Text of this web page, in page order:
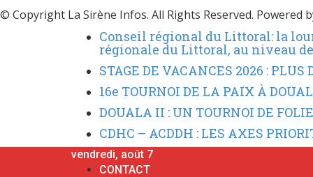
© Copyright La Sirène Infos. All Rights Reserved. Powered
Conseil régional du Littoral: la
régionale du Littoral, au niveau
STAGE DE VACANCES 2026 :
16e TOURNOI DE LA PAIX À
DOUALA II : UN TOURNOI DE FOLIE
CDHC – ACDDH : LES AXES
vendredi, août 7
CONTACT